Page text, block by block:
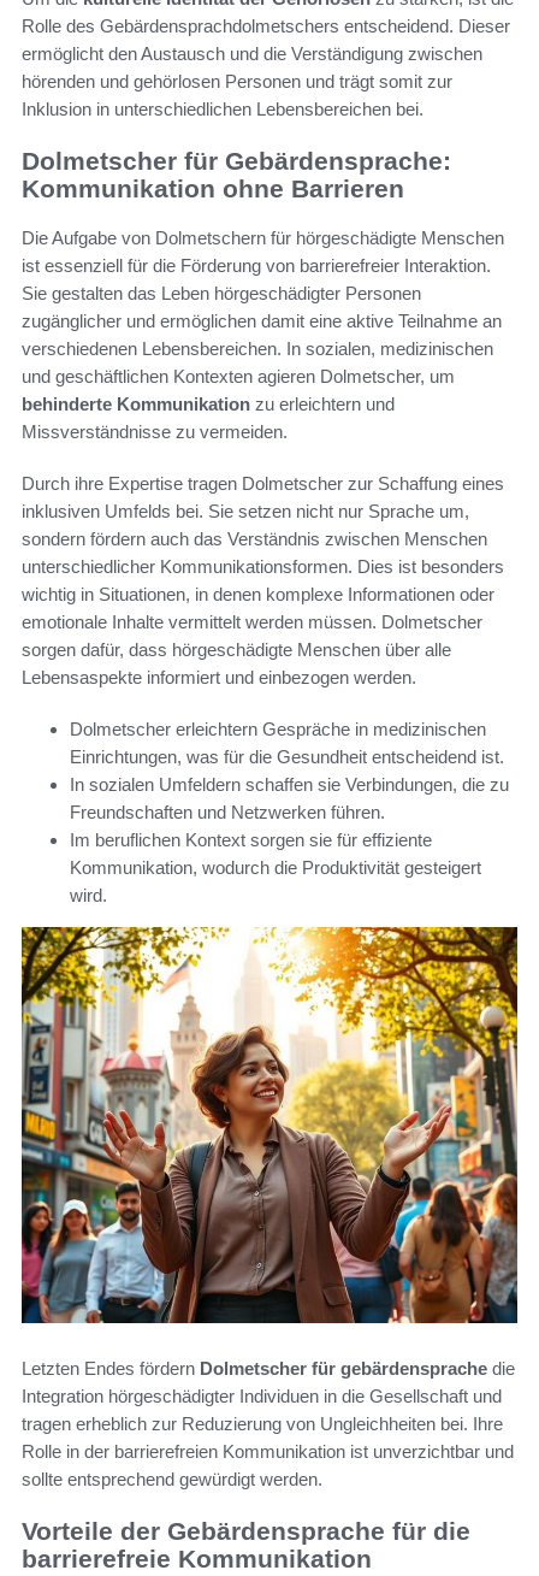
Rolle des Gebärdensprachdolmetschers entscheidend. Dieser
ermöglicht den Austausch und die Verständigung zwischen
hörenden und gehörlosen Personen und trägt somit zur
Inklusion in unterschiedlichen Lebensbereichen bei.
Dolmetscher für Gebärdensprache:
Kommunikation ohne Barrieren
Die Aufgabe von Dolmetschern für hörgeschädigte Menschen
ist essenziell für die Förderung von barrierefreier Interaktion.
Sie gestalten das Leben hörgeschädigter Personen
zugänglicher und ermöglichen damit eine aktive Teilnahme an
verschiedenen Lebensbereichen. In sozialen, medizinischen
und geschäftlichen Kontexten agieren Dolmetscher, um
behinderte Kommunikation zu erleichtern und
Missverständnisse zu vermeiden.
Durch ihre Expertise tragen Dolmetscher zur Schaffung eines
inklusiven Umfelds bei. Sie setzen nicht nur Sprache um,
sondern fördern auch das Verständnis zwischen Menschen
unterschiedlicher Kommunikationsformen. Dies ist besonders
wichtig in Situationen, in denen komplexe Informationen oder
emotionale Inhalte vermittelt werden müssen. Dolmetscher
sorgen dafür, dass hörgeschädigte Menschen über alle
Lebensaspekte informiert und einbezogen werden.
Dolmetscher erleichtern Gespräche in medizinischen
Einrichtungen, was für die Gesundheit entscheidend ist.
In sozialen Umfeldern schaffen sie Verbindungen, die zu
Freundschaften und Netzwerken führen.
Im beruflichen Kontext sorgen sie für effiziente
Kommunikation, wodurch die Produktivität gesteigert
wird.
Letzten Endes fördern Dolmetscher für gebärdensprache die
Integration hörgeschädigter Individuen in die Gesellschaft und
tragen erheblich zur Reduzierung von Ungleichheiten bei. Ihre
Rolle in der barrierefreien Kommunikation ist unverzichtbar und
sollte entsprechend gewürdigt werden.
Vorteile der Gebärdensprache für die
barrierefreie Kommunikation